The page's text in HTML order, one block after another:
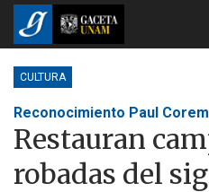
CULTURA
Reconocimiento Paul
Restauran
robadas del